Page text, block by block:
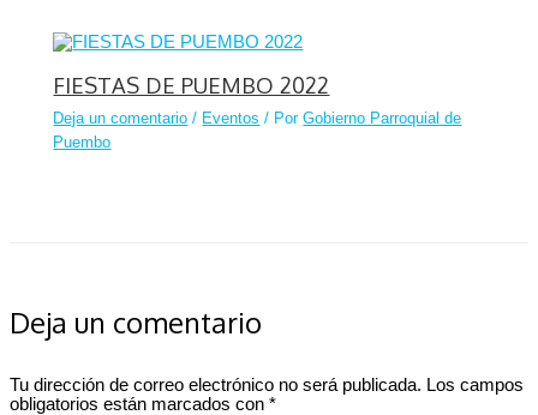
FIESTAS DE PUEMBO 2022
Deja un comentario / Eventos / PorGobierno Parroquial de
Puembo
Deja un comentario
Tu dirección de correo electrónico no será publicada. Los campos
obligatorios están marcados con *